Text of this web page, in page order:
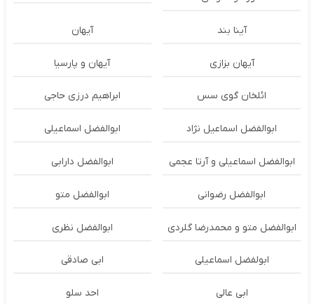
آینا بند آیهان
آیهان بزازی آیهان و پارسیا
ائلخان گوی سس ابراهیم درزی حاجی
ابوالفضل اسماعیل نژاد ابوالفضل اسماعیلی
ابوالفضل اسماعیلی و آرتا عجمی ابوالفضل دارابی
ابوالفضل رضوانی ابوالفضل متو
ابوالفضل متو و محمدرضا گلردی ابوالفضل نظری
ابولفضل اسماعیلی ابی صادقی
ابی عالی احد سلو